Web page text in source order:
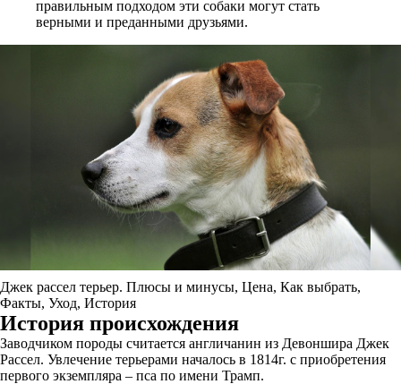
правильным подходом эти собаки могут стать
верными и преданными друзьями.
Джек рассел терьер. Плюсы и минусы, Цена, Как выбрать,
Факты, Уход, История
История происхождения
Заводчиком породы считается англичанин из Девоншира Джек
Рассел. Увлечение терьерами началось в 1814г. с приобретения
первого экземпляра – пса по имени Трамп.